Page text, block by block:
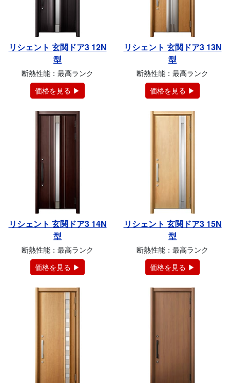
リシェント 玄関ドア3 12N
型
断熱性能：最高ランク
価格を見る ▶
リシェント 玄関ドア3 13N
型
断熱性能：最高ランク
価格を見る ▶
リシェント 玄関ドア3 14N
型
断熱性能：最高ランク
価格を見る ▶
リシェント 玄関ドア3 15N
型
断熱性能：最高ランク
価格を見る ▶